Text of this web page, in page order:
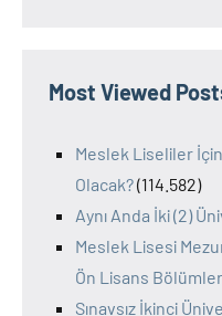
Most Viewed
Meslek Liseliler
Olacak?(114.582)
Aynı Anda İki (2)
Meslek Lisesi
Ön Lisans
Sınavsız İkinci